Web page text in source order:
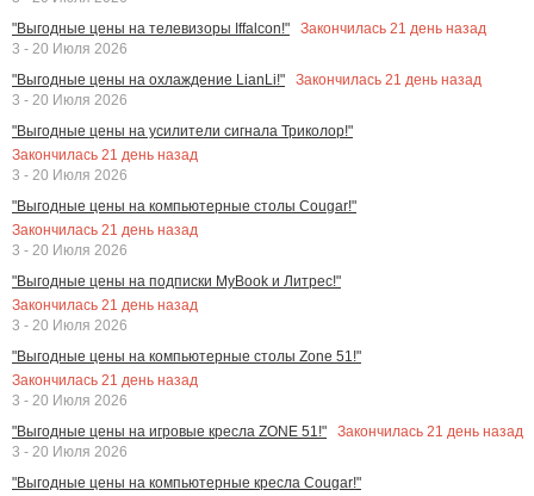
"Выгодные цены на телевизоры Iffalcon!"
Закончилась 21 день назад
3 - 20 Июля 2026
"Выгодные цены на охлаждение LianLi!"
Закончилась 21 день назад
3 - 20 Июля 2026
"Выгодные цены на усилители сигнала Триколор!"
Закончилась 21 день назад
3 - 20 Июля 2026
"Выгодные цены на компьютерные столы Cougar!"
Закончилась 21 день назад
3 - 20 Июля 2026
"Выгодные цены на подписки MyBook и Литрес!"
Закончилась 21 день назад
3 - 20 Июля 2026
"Выгодные цены на компьютерные столы Zone 51!"
Закончилась 21 день назад
3 - 20 Июля 2026
"Выгодные цены на игровые кресла ZONE 51!"
Закончилась 21 день назад
3 - 20 Июля 2026
"Выгодные цены на компьютерные кресла Cougar!"